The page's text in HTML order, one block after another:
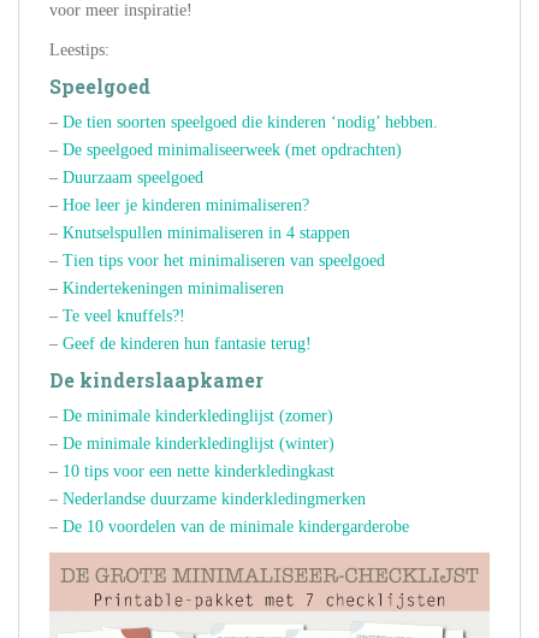
voor meer inspiratie!
Leestips:
Speelgoed
– De tien soorten speelgoed die kinderen ‘nodig’ hebben.
– De speelgoed minimaliseerweek (met opdrachten)
– Duurzaam speelgoed
– Hoe leer je kinderen minimaliseren?
– Knutselspullen minimaliseren in 4 stappen
– Tien tips voor het minimaliseren van speelgoed
– Kindertekeningen minimaliseren
– Te veel knuffels?!
– Geef de kinderen hun fantasie terug!
De kinderslaapkamer
– De minimale kinderkledinglijst (zomer)
– De minimale kinderkledinglijst (winter)
– 10 tips voor een nette kinderkledingkast
– Nederlandse duurzame kinderkledingmerken
– De 10 voordelen van de minimale kindergarderobe